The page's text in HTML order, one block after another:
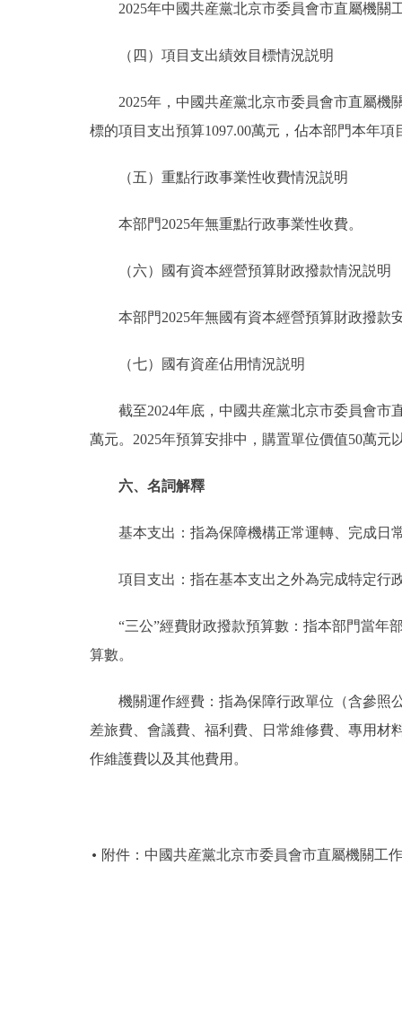
2025年中國共産黨北京市委員會市直屬機關
（四）項目支出績效目標情況説明
2025年，中國共産黨北京市委員會市直屬機關
標的項目支出預算1097.00萬元，佔本部門本年項
（五）重點行政事業性收費情況説明
本部門2025年無重點行政事業性收費。
（六）國有資本經營預算財政撥款情況説明
本部門2025年無國有資本經營預算財政撥款
（七）國有資産佔用情況説明
截至2024年底，中國共産黨北京市委員會市直
萬元。2025年預算安排中，購置單位價值50萬元
六、名詞解釋
基本支出：指為保障機構正常運轉、完成日
項目支出：指在基本支出之外為完成特定行
“三公”經費財政撥款預算數：指本部門當年部
算數。
機關運作經費：指為保障行政單位（含參照公
差旅費、會議費、福利費、日常維修費、專用材
作維護費以及其他費用。
附件：中國共産黨北京市委員會市直屬機關工